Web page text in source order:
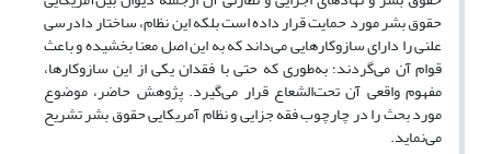
حقوق بشر مورد حمایت قرار داده است بلکه این نظام، ساختار دادرسی
علنی را دارای سازوکارهایی می‌داند که به این اصل معنا بخشیده و باعث
قوام آن می‌گردند؛ به‌طوری که حتی با فقدان یکی از این سازوکارها،
مفهوم واقعی آن تحت‌الشعاع قرار می‌گیرد. پژوهش حاضر، موضوع
مورد بحث را در چارچوب فقه جزایی و نظام آمریکایی حقوق بشر تشریح
می‌نماید.